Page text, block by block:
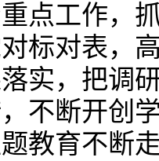
点工作，
标对表，
实，把调
不断开创
教育不断